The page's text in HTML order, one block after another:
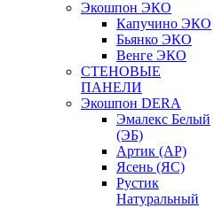
Экошпон ЭКО
Капучино ЭКО
Бьянко ЭКО
Венге ЭКО
СТЕНОВЫЕ
ПАНЕЛИ
Экошпон DERA
Эмалекс Белый
(ЭБ)
Артик (АР)
Ясень (ЯС)
Рустик
Натуральный